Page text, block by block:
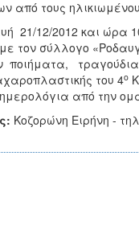
από τους
21/12/2012 και ώρα
τον σύλλογο
ποιήματα, τραγούδια
του 4ο
ημερολόγια από την
Κοζορώνη Ειρήνη -